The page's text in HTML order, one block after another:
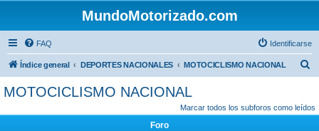
MundoMotorizado.com
FAQ Identificarse
Índice general DEPORTES NACIONALES MOTOCICLISMO NACIONAL
c
MOTOCICLISMO NACIONAL
Marcar todos los subforos como leídos
Foro